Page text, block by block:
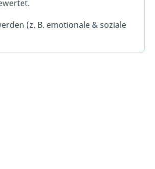
(z. B. emotionale & soziale